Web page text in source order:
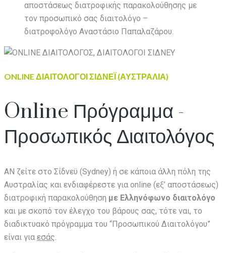
αποστάσεως διατροφικής παρακολούθησης με
τον προσωπικό σας διαιτολόγο –
διατροφολόγο Αναστάσιο Παπαλαζάρου.
ONLINE ΔΙΑΙΤΟΛΟΓΟΙ ΣΙΔΝΕΪ (ΑΥΣΤΡΑΛΙΑ)
Online Πρόγραμμα -
Προσωπικός Διαιτολόγος
AN ζείτε στο Σίδνεϋ (Sydney) ή σε κάποια άλλη πόλη της
Αυστραλίας και ενδιαφέρεστε για online (εξ’ αποστάσεως)
διατροφική παρακολούθηση με Ελληνόφωνο διαιτολόγο
και με σκοπό τον έλεγχο του βάρους σας, τότε ναι, το
διαδικτυακό πρόγραμμα του “Προσωπικού Διαιτολόγου”
είναι για εσάς.